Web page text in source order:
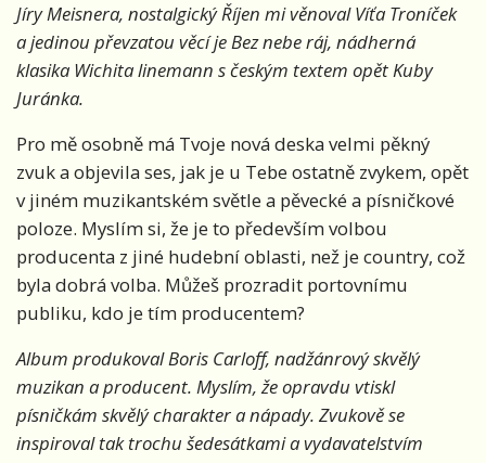
Jíry Meisnera, nostalgický Říjen mi věnoval Víťa Troníček
a jedinou převzatou věcí je Bez nebe ráj, nádherná
klasika Wichita linemann s českým textem opět Kuby
Juránka.
Pro mě osobně má Tvoje nová deska velmi pěkný
zvuk a objevila ses, jak je u Tebe ostatně zvykem, opět
v jiném muzikantském světle a pěvecké a písničkové
poloze. Myslím si, že je to především volbou
producenta z jiné hudební oblasti, než je country, což
byla dobrá volba. Můžeš prozradit portovnímu
publiku, kdo je tím producentem?
Album produkoval Boris Carloff, nadžánrový skvělý
muzikan a producent. Myslím, že opravdu vtiskl
písničkám skvělý charakter a nápady. Zvukově se
inspiroval tak trochu šedesátkami a vydavatelstvím